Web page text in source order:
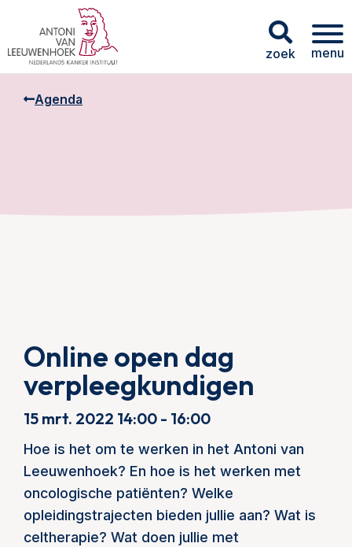
zoek menu
Agenda
Online open dag
verpleegkundigen
15 mrt. 2022 14:00 - 16:00
Hoe is het om te werken in het Antoni van
Leeuwenhoek? En hoe is het werken met
oncologische patiënten? Welke
opleidingstrajecten bieden jullie aan? Wat is
celtherapie? Wat doen jullie met